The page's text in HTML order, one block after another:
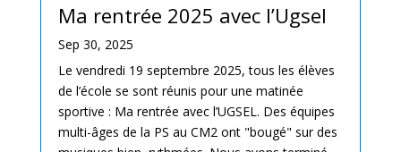
Ma rentrée 2025 avec l’Ugsel
Sep 30, 2025
Le vendredi 19 septembre 2025, tous les élèves
de l’école se sont réunis pour une matinée
sportive : Ma rentrée avec l’UGSEL. Des équipes
multi-âges de la PS au CM2 ont "bougé" sur des